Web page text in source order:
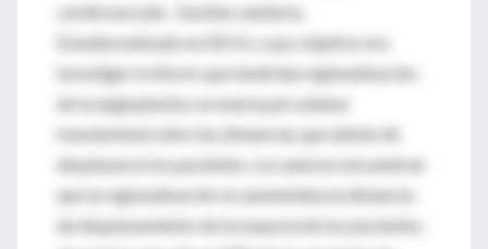
cardiovascular. Gestión sanitaria.
Estudiorealizado en EEUU, cuyo objetivo era
investigar el efecto que tendríala regionalización
de la angioplastia coronaria percutánea
transluminal sobre las distancias que deben de
desplazarse los pacientes. Los autores encuentran
que la regionalización no aumentaba la distancia
de desplazamiento de la mayoría de los pacientes,